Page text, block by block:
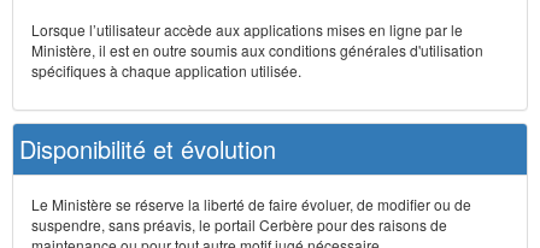
Lorsque l’utilisateur accède aux applications mises en ligne par le
Ministère, il est en outre soumis aux conditions générales d'utilisation
spécifiques à chaque application utilisée.
Disponibilité et évolution
Le Ministère se réserve la liberté de faire évoluer, de modifier ou de
suspendre, sans préavis, le portail Cerbère pour des raisons de